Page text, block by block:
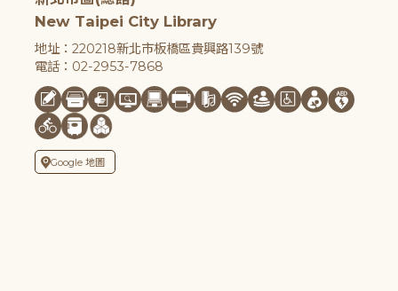
New Taipei City Library
地址：220218新北市板橋區貴興路139號
電話：02-2953-7868
Google 地圖